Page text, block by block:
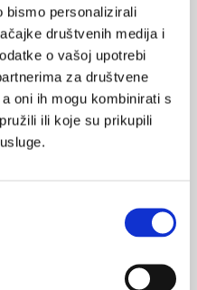
bismo personalizirali
društvenih medija i
o vašoj upotrebi
za društvene
oni ih mogu kombinirati s
ili koje su prikupili